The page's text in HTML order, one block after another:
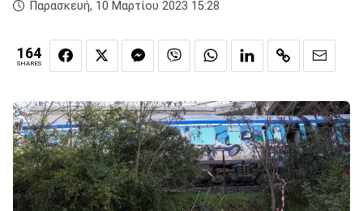
Παρασκευή, 10 Μαρτίου 2023 15:28
164
SHARES